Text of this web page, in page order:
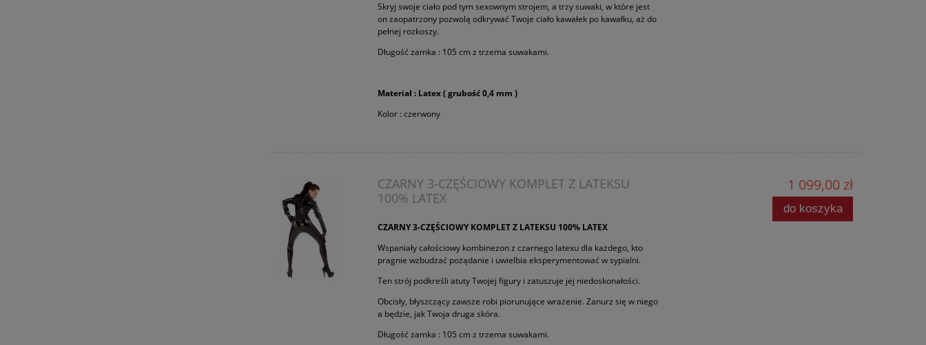
Skryj swoje ciało pod tym sexownym strojem, a trzy suwaki, w które jest
on zaopatrzony pozwolą odkrywać Twoje ciało kawałek po kawałku, aż do
pełnej rozkoszy.
Długość zamka : 105 cm z trzema suwakami.
Materiał : Latex ( grubość 0,4 mm )
Kolor : czerwony
CZARNY 3-CZĘŚCIOWY KOMPLET Z LATEKSU
100% LATEX
CZARNY 3-CZĘŚCIOWY KOMPLET Z LATEKSU 100% LATEX
Wspaniały całościowy kombinezon z czarnego latexu dla każdego, kto
pragnie wzbudzać pożądanie i uwielbia eksperymentować w sypialni.
Ten strój podkreśli atuty Twojej figury i zatuszuje jej niedoskonałości.
Obcisły, błyszczący zawsze robi piorunujące wrażenie. Zanurz się w niego
a będzie, jak Twoja druga skóra.
Długość zamka : 105 cm z trzema suwakami.
1 099,00 zł
do koszyka